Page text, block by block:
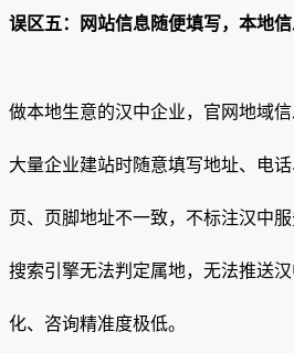
误区五：网站信息随便填写，本地
做本地生意的汉中企业，官网地域信
大量企业建站时随意填写地址、电
页、页脚地址不一致，不标注汉中
搜索引擎无法判定属地，无法推送
化、咨询精准度极低。